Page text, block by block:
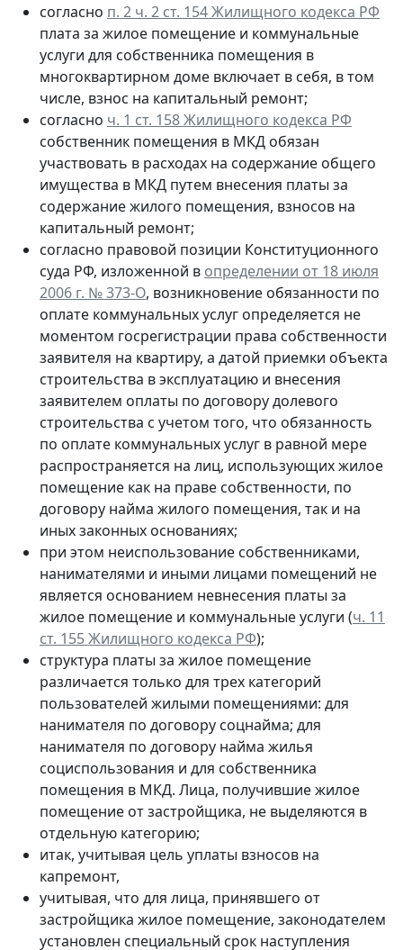
согласно п. 2 ч. 2 ст. 154 Жилищного кодекса РФ
плата за жилое помещение и коммунальные
услуги для собственника помещения в
многоквартирном доме включает в себя, в том
числе, взнос на капитальный ремонт;
согласно ч. 1 ст. 158 Жилищного кодекса РФ
собственник помещения в МКД обязан
участвовать в расходах на содержание общего
имущества в МКД путем внесения платы за
содержание жилого помещения, взносов на
капитальный ремонт;
согласно правовой позиции Конституционного
суда РФ, изложенной в определении от 18 июля
2006 г. № 373-О, возникновение обязанности по
оплате коммунальных услуг определяется не
моментом госрегистрации права собственности
заявителя на квартиру, а датой приемки объекта
строительства в эксплуатацию и внесения
заявителем оплаты по договору долевого
строительства с учетом того, что обязанность
по оплате коммунальных услуг в равной мере
распространяется на лиц, использующих жилое
помещение как на праве собственности, по
договору найма жилого помещения, так и на
иных законных основаниях;
при этом неиспользование собственниками,
нанимателями и иными лицами помещений не
является основанием невнесения платы за
жилое помещение и коммунальные услуги (ч. 11
ст. 155 Жилищного кодекса РФ);
структура платы за жилое помещение
различается только для трех категорий
пользователей жилыми помещениями: для
нанимателя по договору соцнайма; для
нанимателя по договору найма жилья
социспользования и для собственника
помещения в МКД. Лица, получившие жилое
помещение от застройщика, не выделяются в
отдельную категорию;
итак, учитывая цель уплаты взносов на
капремонт,
учитывая, что для лица, принявшего от
застройщика жилое помещение, законодателем
установлен специальный срок наступления